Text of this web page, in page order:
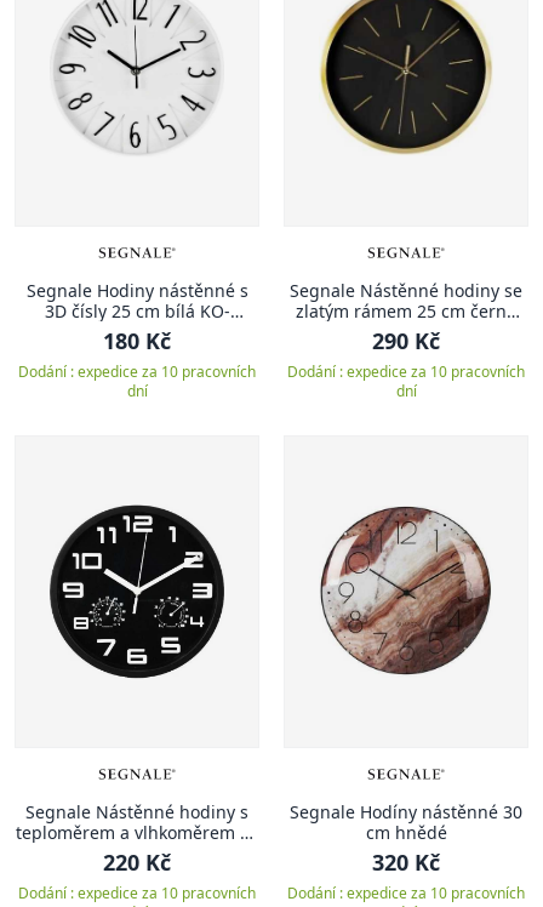
Segnale Hodiny nástěnné s
3D čísly 25 cm bílá KO-
837000700bila
180 Kč
Dodání : expedice za 10 pracovních
dní
Segnale Nástěnné hodiny se
zlatým rámem 25 cm černá
KO-837362230cern
290 Kč
Dodání : expedice za 10 pracovních
dní
Segnale Nástěnné hodiny s
teploměrem a vlhkoměrem 25
cm černá KO-837362300cern
220 Kč
Dodání : expedice za 10 pracovních
Segnale Hodíny nástěnné 30
cm hnědé
320 Kč
Dodání : expedice za 10 pracovních